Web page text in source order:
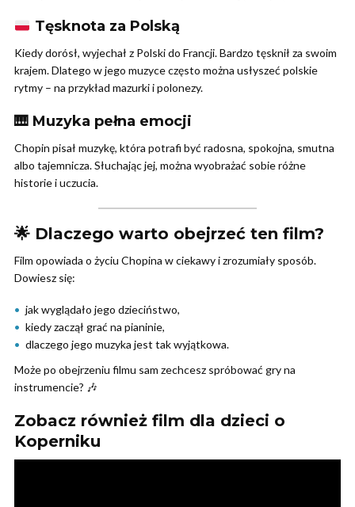
Tęsknota za Polską
Kiedy dorósł, wyjechał z Polski do Francji. Bardzo tęsknił za swoim
krajem. Dlatego w jego muzyce często można usłyszeć polskie
rytmy – na przykład mazurki i polonezy.
🎹 Muzyka pełna emocji
Chopin pisał muzykę, która potrafi być radosna, spokojna, smutna
albo tajemnicza. Słuchając jej, można wyobrażać sobie różne
historie i uczucia.
🌟 Dlaczego warto obejrzeć ten film?
Film opowiada o życiu Chopina w ciekawy i zrozumiały sposób.
Dowiesz się:
jak wyglądało jego dzieciństwo,
kiedy zaczął grać na pianinie,
dlaczego jego muzyka jest tak wyjątkowa.
Może po obejrzeniu filmu sam zechcesz spróbować gry na
instrumencie? 🎶
Zobacz również film dla dzieci o
Koperniku